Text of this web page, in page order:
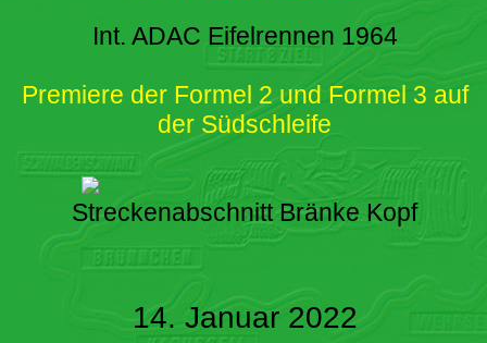
Int. ADAC Eifelrennen 1964
Premiere der Formel 2 und Formel 3 auf
der Südschleife
Streckenabschnitt Bränke Kopf
14. Januar 2022